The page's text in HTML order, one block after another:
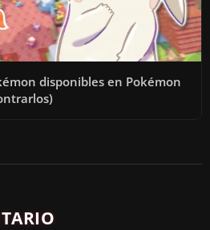
disponibles en Pokémon